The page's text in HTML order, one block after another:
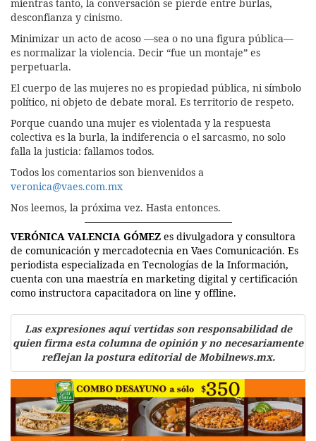
mientras tanto, la conversación se pierde entre burlas,
desconfianza y cinismo.
Minimizar un acto de acoso —sea o no una figura pública—
es normalizar la violencia. Decir “fue un montaje” es
perpetuarla.
El cuerpo de las mujeres no es propiedad pública, ni símbolo
político, ni objeto de debate moral. Es territorio de respeto.
Porque cuando una mujer es violentada y la respuesta
colectiva es la burla, la indiferencia o el sarcasmo, no solo
falla la justicia: fallamos todos.
Todos los comentarios son bienvenidos a
veronica@vaes.com.mx
Nos leemos, la próxima vez. Hasta entonces.
VERÓNICA VALENCIA GÓMEZ es divulgadora y consultora
de comunicación y mercadotecnia en Vaes Comunicación. Es
periodista especializada en Tecnologías de la Información,
cuenta con una maestría en marketing digital y certificación
como instructora capacitadora on line y offline.
Las expresiones aquí vertidas son responsabilidad de
quien firma esta columna de opinión y no necesariamente
reflejan la postura editorial de Mobilnews.mx.